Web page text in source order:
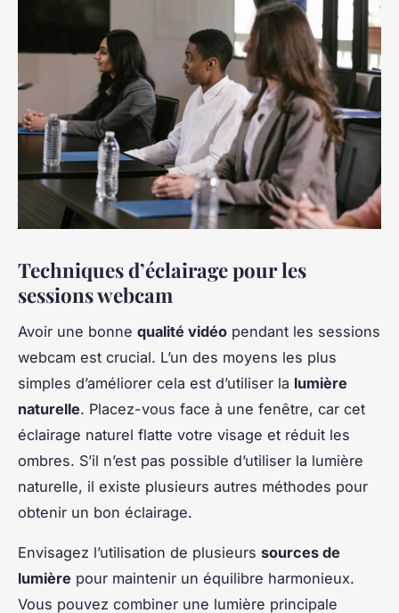
Techniques d’éclairage pour les
sessions webcam
Avoir une bonne qualité vidéo pendant les sessions
webcam est crucial. L’un des moyens les plus
simples d’améliorer cela est d’utiliser la lumière
naturelle. Placez-vous face à une fenêtre, car cet
éclairage naturel flatte votre visage et réduit les
ombres. S’il n’est pas possible d’utiliser la lumière
naturelle, il existe plusieurs autres méthodes pour
obtenir un bon éclairage.
Envisagez l’utilisation de plusieurs sources de
lumière pour maintenir un équilibre harmonieux.
Vous pouvez combiner une lumière principale